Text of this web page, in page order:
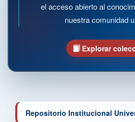
el acceso abierto al
nuestra comunidad
Explorar
Repositorio Institucional